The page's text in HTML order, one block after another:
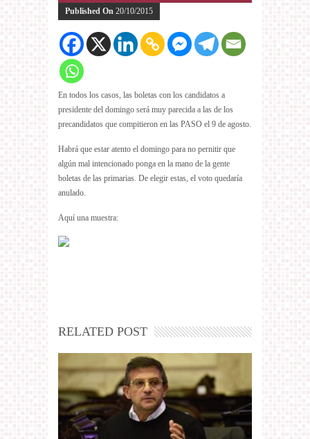
Published On 20/10/2015
En todos los casos, las boletas con los candidatos a
presidente del domingo será muy parecida a las de los
precandidatos que compitieron en las PASO el 9 de agosto.
Habrá que estar atento el domingo para no pernitir que
algún mal intencionado ponga en la mano de la gente
boletas de las primarias. De elegir estas, el voto quedaría
anulado.
Aquí una muestra:
RELATED POST